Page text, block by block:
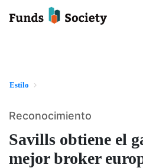
Estilo
Savills obtiene el
mejor broker
Reconocimiento